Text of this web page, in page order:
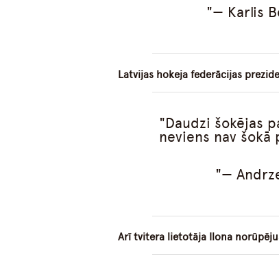
— Karlis
Latvijas hokeja federācijas
Daudzi šokējas
neviens nav
—
Arī tvitera lietotāja Ilona